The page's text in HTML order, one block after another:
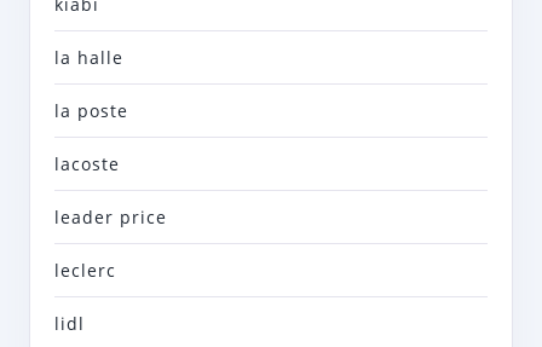
la halle
la poste
lacoste
leader price
leclerc
lidl